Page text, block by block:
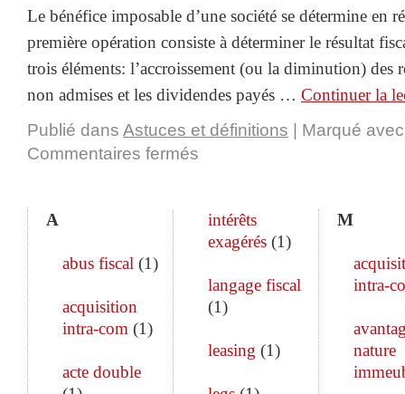
Le bénéfice imposable d’une société se détermine en
première opération consiste à déterminer le résultat
trois éléments: l’accroissement (ou la diminution) des
non admises et les dividendes payés … Continuer la
Publié dans Astuces et définitions
Marqué avec
Commentaires fermés
A
abus fiscal (1)
acquisition
intra-com (1)
acte double
intérêts
exagérés(1)
langage fiscal
(1)
leasing (1)
M
intra-
nature